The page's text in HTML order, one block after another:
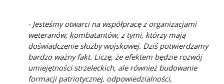
- Jesteśmy otwarci na współpracę z organizacjami
weteranów, kombatantów, z tymi, którzy mają
doświadczenie służby wojskowej. Dziś potwierdzamy
bardzo ważny fakt. Liczę, że efektem będzie rozwój
umiejętności strzeleckich, ale również budowanie
formacji patriotycznej, odpowiedzialności,